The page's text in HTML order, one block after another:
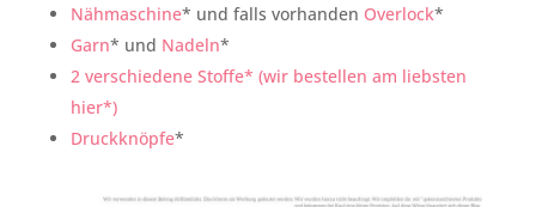
Nähmaschine* und falls vorhanden Overlock*
Garn* und Nadeln*
2 verschiedene Stoffe* (wir bestellen am liebsten
hier*)
Druckknöpfe*